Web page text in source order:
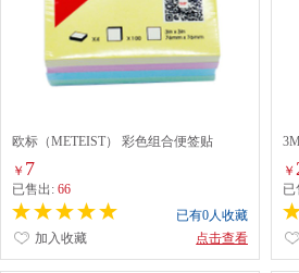
欧标（METEIST） 彩色组合便签贴
A1107 76*76mm
￥ 7
已售出: 66
已有0人收藏
点击查看
加入收藏
￥